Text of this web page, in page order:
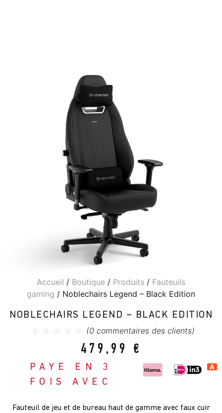
Accueil / Boutique / Produits / Fauteuils
gaming / Noblechairs Legend – Black Edition
NOBLECHAIRS LEGEND – BLACK EDITION
(0commentaires des clients)
479,99 €
PAYE EN 3
FOIS AVEC
Fauteuil de jeu et de bureau haut de gamme avec faux cuir